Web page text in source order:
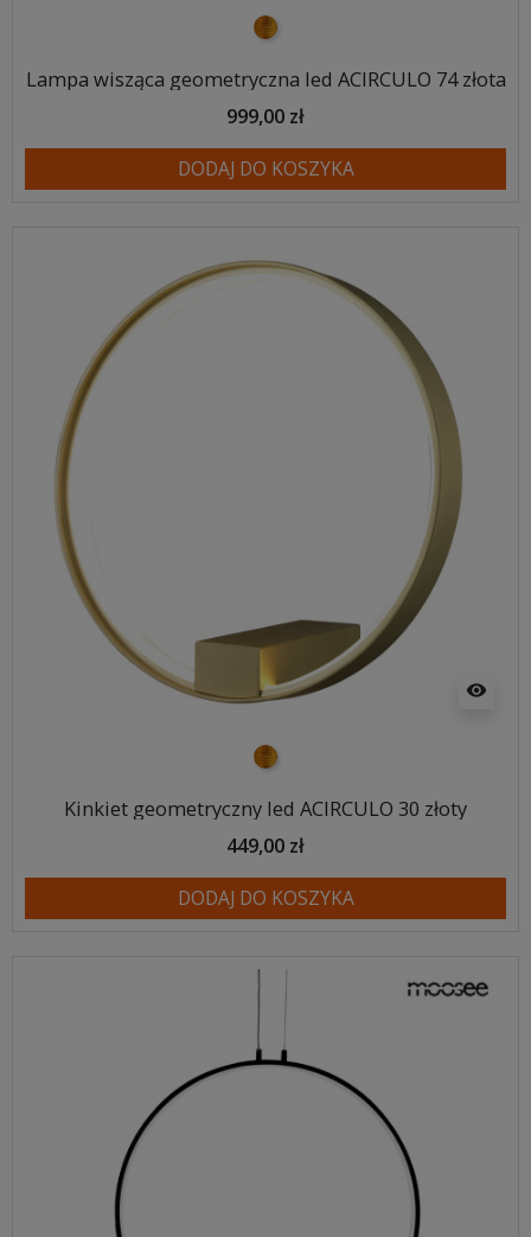
złoty
Lampa wisząca geometryczna led ACIRCULO 74 złota
999,00 zł
DODAJ DO KOSZYKA
visibility
złoty
Kinkiet geometryczny led ACIRCULO 30 złoty
449,00 zł
DODAJ DO KOSZYKA